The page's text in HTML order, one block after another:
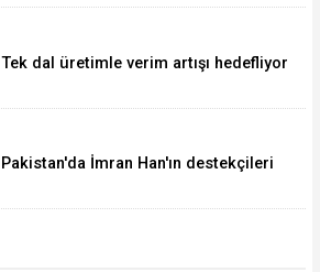
Tek dal üretimle verim artışı hedefliyor
Pakistan'da İmran Han'ın destekçileri